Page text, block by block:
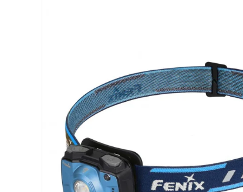
Ліхтарі для
Акумулятори
Аксесуари для